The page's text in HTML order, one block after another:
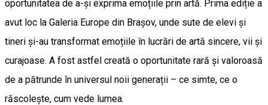
oportunitatea de a-și exprima emoțiile prin artă. Prima ediție a
avut loc la Galeria Europe din Brașov, unde sute de elevi și
tineri și-au transformat emoțiile în lucrări de artă sincere, vii și
curajoase. A fost astfel creată o oportunitate rară și valoroasă
de a pătrunde în universul noii generații – ce simte, ce o
răscolește, cum vede lumea.